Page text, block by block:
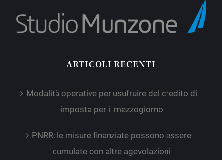
ARTICOLI RECENTI
Modalità operative per usufruire del credito di
imposta per il mezzogiorno
PNRR: le misure finanziate possono essere
cumulate con altre agevolazioni